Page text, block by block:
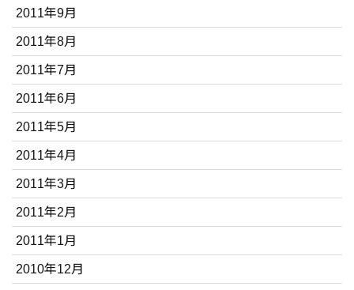
2011年9月
2011年8月
2011年7月
2011年6月
2011年5月
2011年4月
2011年3月
2011年2月
2011年1月
2010年12月